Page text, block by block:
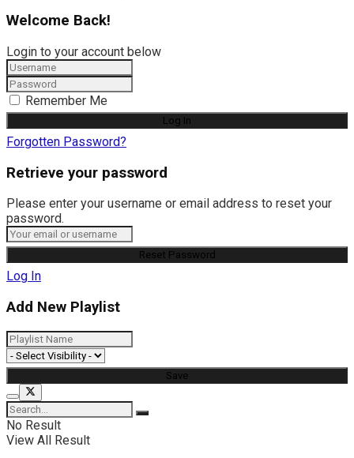
Welcome Back!
Login to your account below
Remember Me
Forgotten Password?
Retrieve your password
Please enter your username or email address to reset your
password.
Log In
Add New Playlist
No Result
View All Result